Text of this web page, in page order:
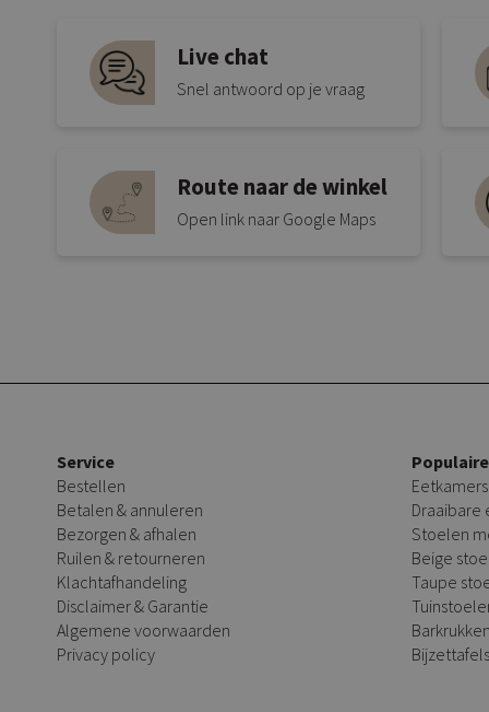
Live chat
Snel antwoord op je vraag
Route naar de winkel
Open link naar Google Maps
Service
Bestellen
Betalen & annuleren
Bezorgen & afhalen
Ruilen & retourneren
Klachtafhandeling
Disclaimer & Garantie
Algemene voorwaarden
Privacy policy
Stoelen
Beige
Taupe
Bijzettafels